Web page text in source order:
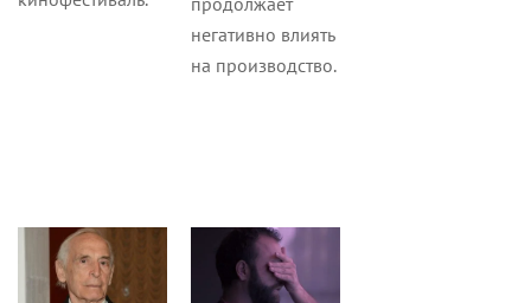
на производство.